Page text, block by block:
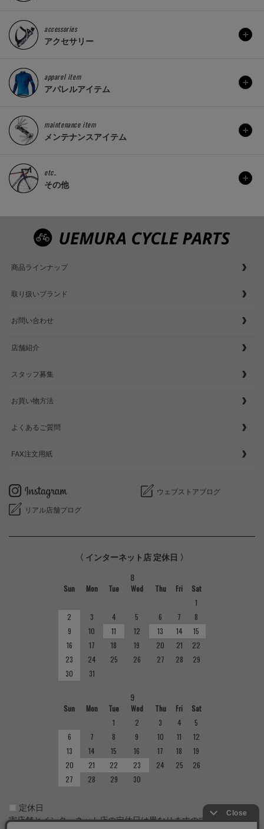
accessories
アクセサリー
apparel item
アパレルアイテム
maintenance item
メンテナンスアイテム
etc..
その他
商品ラインナップ
取り扱いブランド
お問い合わせ
店舗紹介
スタッフ募集
お買い物方法
よくあるご質問
FAX注文用紙
ウェブストアブログ
リアル店舗ブログ
〈 インターネット店 定休日 〉
8
Sun Mon Tue Wed Thu Fri
Sat
1
2
3 4 5 6 7
8
9
10 11 12 13 14
15
16
17 18 19 20 21
22
23
24 25 26 27 28
29
30
31
9
Sun Mon Tue Wed Thu Fri
Sat
1
2 3 4
5
6
7 8 9 10 11
12
13
14 15 16 17 18
19
20
21 22 23 24 25
26
27
28 29 30
定休日
実店舗とインターネット店の定休日は異なりますのでご注意くだ